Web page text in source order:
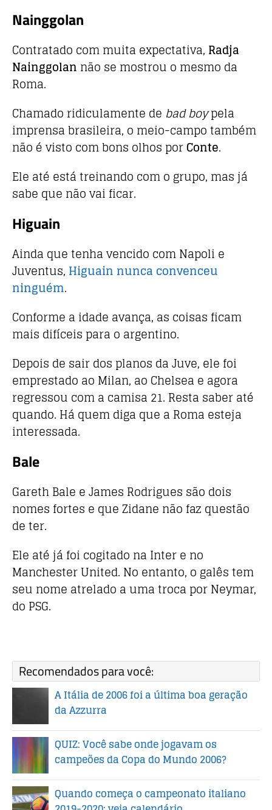
Nainggolan
Contratado com muita expectativa, Radja
Nainggolan não se mostrou o mesmo da
Roma.
Chamado ridiculamente de bad boypela
imprensa brasileira, o meio-campo também
não é visto com bons olhos porConte.
Ele até está treinando com o grupo, mas já
sabe que não vai ficar.
Higuain
Ainda que tenha vencido com Napoli e
Juventus, Higuain nunca convenceu
ninguém.
Conforme a idade avança, as coisas ficam
mais difíceis para o argentino.
Depois de sair dos planos da Juve, ele foi
emprestado ao Milan, ao Chelsea e agora
regressou com a camisa 21. Resta saber até
quando. Há quem diga que a Roma esteja
interessada.
Bale
Gareth Bale e James Rodrigues são dois
nomes fortes e que Zidane não faz questão
de ter.
Ele até já foi cogitado na Inter e no
Manchester United. No entanto, o galês tem
seu nome atrelado a uma troca por Neymar,
do PSG.
Recomendados para você:
A Itália de 2006 foi a última boa geração
da Azzurra
QUIZ: Você sabe onde jogavam os
campeões da Copa do Mundo 2006?
Quando começa o campeonato italiano